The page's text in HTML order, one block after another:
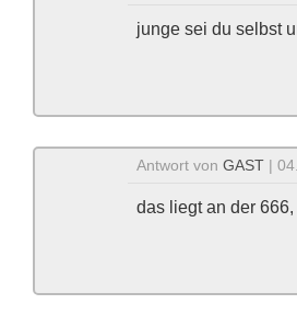
junge sei du selbst
Antwort von GAST |
das liegt an der